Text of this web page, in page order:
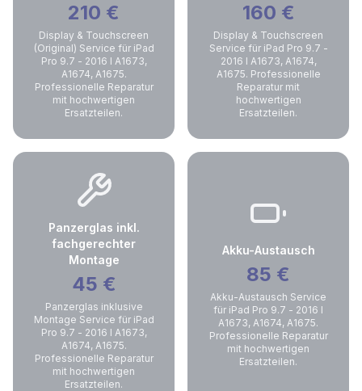
210 €
Display & Touchscreen
(Original) Service für iPad
Pro 9.7 - 2016 I A1673,
A1674, A1675.
Professionelle Reparatur
mit hochwertigen
Ersatzteilen.
160 €
Display & Touchscreen
Service für iPad Pro 9.7 -
2016 I A1673, A1674,
A1675. Professionelle
Reparatur mit
hochwertigen
Ersatzteilen.
Panzerglas inkl.
fachgerechter
Montage
45 €
Panzerglas inklusive
Montage Service für iPad
Pro 9.7 - 2016 I A1673,
A1674, A1675.
Professionelle Reparatur
mit hochwertigen
Ersatzteilen.
Akku-Austausch
85 €
Akku-Austausch Service
für iPad Pro 9.7 - 2016 I
A1673, A1674, A1675.
Professionelle Reparatur
mit hochwertigen
Ersatzteilen.